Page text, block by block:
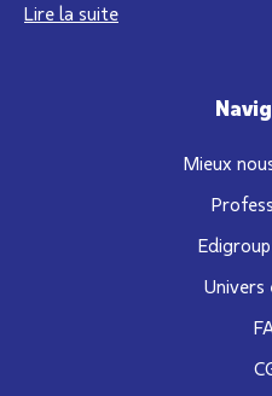
Lire la suite
Mieux
Univers